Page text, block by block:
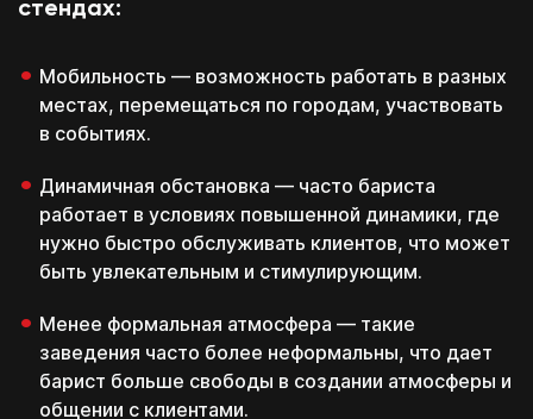
стендах:
Мобильность — возможность работать в разных
местах, перемещаться по городам, участвовать
в событиях.
Динамичная обстановка — часто бариста
работает в условиях повышенной динамики, где
нужно быстро обслуживать клиентов, что может
быть увлекательным и стимулирующим.
Менее формальная атмосфера — такие
заведения часто более неформальны, что дает
барист больше свободы в создании атмосферы и
общении с клиентами.